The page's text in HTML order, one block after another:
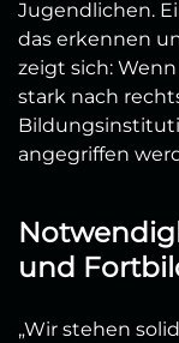
Jugendlichen.
das erkennen
zeigt sich:
stark nach
angegriffen
und
„Wir stehen